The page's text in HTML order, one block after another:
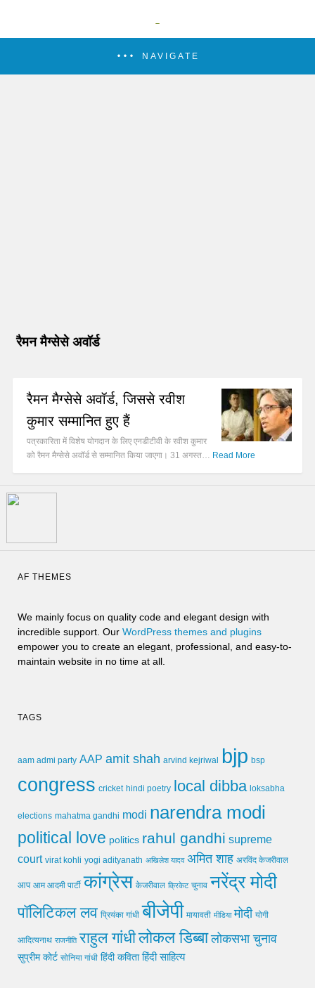
NAVIGATE
रैमन मैग्सेसे अवॉर्ड
रैमन मैग्सेसे अवॉर्ड, जिससे रवीश
कुमार सम्मानित हुए हैं
पत्रकारिता में विशेष योगदान के लिए एनडीटीवी के रवीश कुमार
को रैमन मैग्सेसे अवॉर्ड से सम्मानित किया जाएगा। 31 अगस्त… Read More
AF THEMES
We mainly focus on quality code and elegant design with
incredible support. Our WordPress themes and plugins
empower you to create an elegant, professional, and easy-to-
maintain website in no time at all.
TAGS
aam admi party AAP amit shah arvind kejriwal bjp bsp
congress cricket hindi poetry local dibba loksabha
elections mahatma gandhi modi narendra modi
political love politics rahul gandhi supreme
court virat kohli yogi adityanath अखिलेश यादव अमित शाह अरविंद केजरीवाल
आप आम आदमी पार्टी कांग्रेस केजरीवाल क्रिकेट चुनाव नरेंद्र मोदी
पॉलिटिकल लव प्रियंका गांधी बीजेपी मायावती मीडिया मोदी योगी
आदित्यनाथ राजनीति राहुल गांधीलोकल डिब्बा लोकसभा चुनाव
सुप्रीम कोर्ट सोनिया गांधी हिंदी कविता हिंदी साहित्य